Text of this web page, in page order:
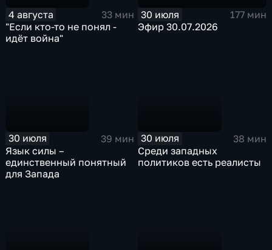
4 августа
33 мин
"Если кто-то не понял -
идёт война"
30 июля
177 мин
Эфир 30.07.2026
30 июля
39 мин
Язык силы –
единственный понятный
для Запада
30 июля
38 мин
Среди западных
политиков есть реалисты